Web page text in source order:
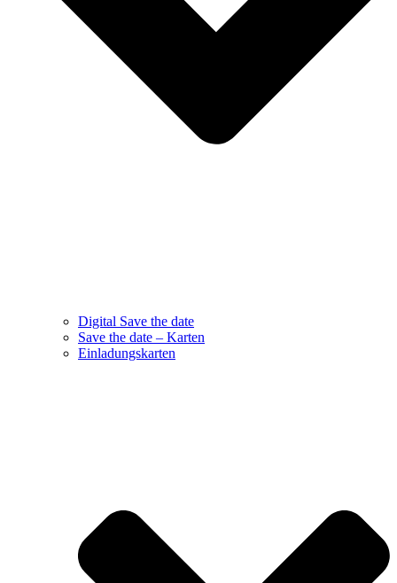
Digital Save the date
Save the date – Karten
Einladungskarten